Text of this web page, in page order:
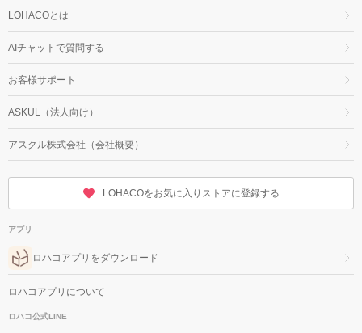
LOHACOとは
AIチャットで質問する
お客様サポート
ASKUL（法人向け）
アスクル株式会社（会社概要）
LOHACOをお気に入りストアに登録する
アプリ
ロハコアプリをダウンロード
ロハコアプリについて
ロハコ公式LINE